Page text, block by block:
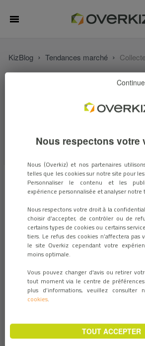
MENU
KizBlog › Tendances marché › Collecte,
Jasna Musanovic mer.
Collecte,
sécurité
données :
loi ?
TENDANCES
Nous respectons votre
Nous (Overkiz) et nos partenaires
telles que les cookies sur notre site pour
Personnaliser le contenu et les
expérience personnalisée et analyser notre
Nous respectons votre droit à la
choisir d’accepter, de contrôler ou de
certains types de cookies ou certains
tiers. Le refus des cookies n’affectera pas
le site Overkiz cependant votre
moins optimale.
Vous pouvez changer d'avis ou retirer
tout moment via le centre de
plus d’informations, veuillez consulter
cookies.
TOUT ACCEPTER